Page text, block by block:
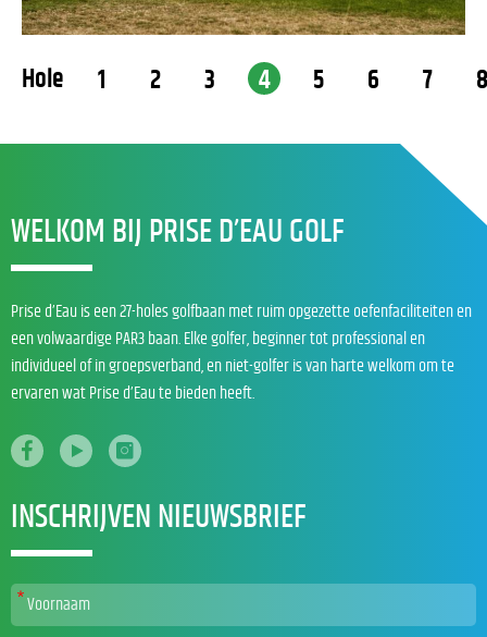
Hole 1 2 3 4 5 6 7 8
WELKOM BIJ PRISE D’EAU GOLF
Prise d’Eau is een 27-holes golfbaan met ruim opgezette oefenfaciliteiten en
een volwaardige PAR3 baan. Elke golfer, beginner tot professional en
individueel of in groepsverband, en niet-golfer is van harte welkom om te
ervaren wat Prise d’Eau te bieden heeft.
INSCHRIJVEN NIEUWSBRIEF